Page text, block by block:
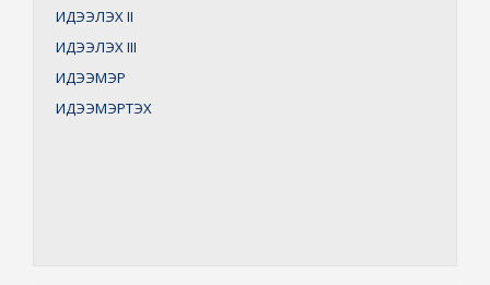
ИДЭЭЛЭХII
ИДЭЭЛЭХIII
ИДЭЭМЭР
ИДЭЭМЭРТЭХ